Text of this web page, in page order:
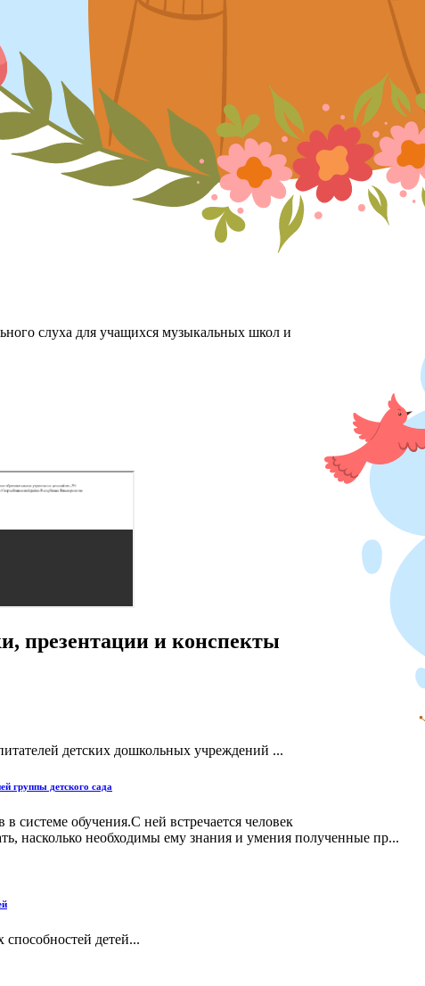
слуха для учащихся музыкальных школ и
презентации и конспекты
детских дошкольных учреждений ...
группы детского сада
системе обучения.С ней встречается человек
насколько необходимы ему знания и умения полученные пр...
детей...